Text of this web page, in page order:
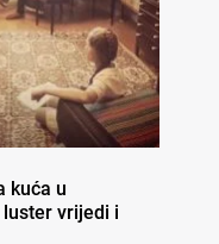
kuća u
vrijedi i